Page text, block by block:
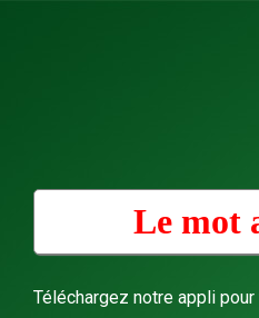
Le mot
Téléchargez notre appli